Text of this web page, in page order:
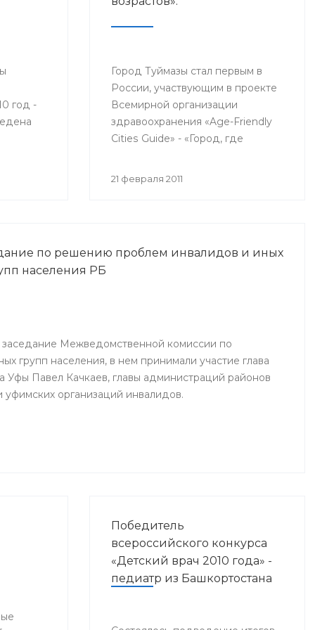
год -
Город Туймазы стал первым в
России, участвующим в проекте
Всемирной организации
здравоохранения «Age-Friendly
Cities Guide» - «Город, где
миру этот проект реализуется
21 февраля 2011
по решению проблем инвалидов и иных
населения РБ
заседание Межведомственной комиссии по
групп населения, в нем принимали участие глава
Уфы Павел Качкаев, главы администраций районов
уфимских организаций инвалидов.
Победитель
всероссийского конкурса
«Детский врач 2010 года» -
педиатр из Башкортостана